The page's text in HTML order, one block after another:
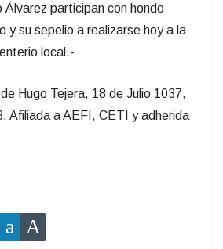
Álvarez participan con hondo
y su sepelio a realizarse hoy a la
local.-
Hugo Tejera, 18 de Julio 1037,
Afiliada a AEFI, CETI y adherida